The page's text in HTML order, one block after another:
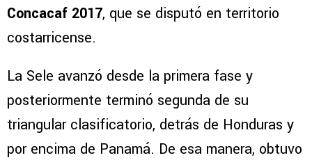
Concacaf 2017, que se disputó en territorio
costarricense.
La Sele avanzó desde la primera fase y
posteriormente terminó segunda de su
triangular clasificatorio, detrás de Honduras y
por encima de Panamá. De esa manera, obtuvo